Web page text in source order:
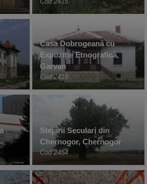
Casa Dobrogeană cu
Expoziție Etnografică,
Garvan
Cod 2419
Stejarii Seculari din
Chernogor, Chernogor
Cod 2454